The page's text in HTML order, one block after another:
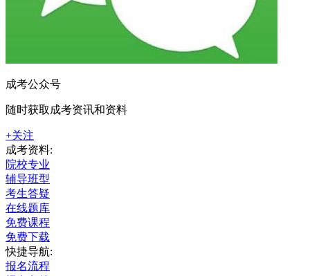
成考公众号
随时获取成考资讯和资料
+关注
成考资料:
院校专业
辅导班型
考生答疑
在线题库
免费课程
免费下载
快捷导航:
报名流程